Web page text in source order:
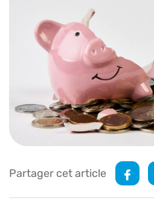
Partager cet article